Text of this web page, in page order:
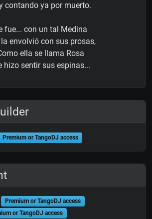
contando ya por muerto.
fue... con un tal Medina
la envolvió con sus prosas,
ella se llama Rosa
hizo sentir sus espinas...
Premium or TangoDJ access
Premium or TangoDJ access
or TangoDJ access